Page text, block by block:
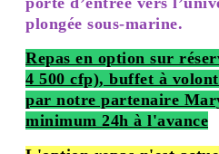
plongée sous-marine.
Repas en option sur
4 500 cfp), buffet à
par notre partenaire
minimum 24h à l'avance